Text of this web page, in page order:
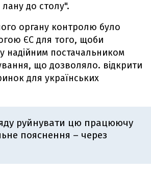
до столу".
органу контролю було
ЄС для того, щоби
надійним постачальником
що дозволяло. відкрити
для українських
руйнувати цю працюючу
пояснення – через